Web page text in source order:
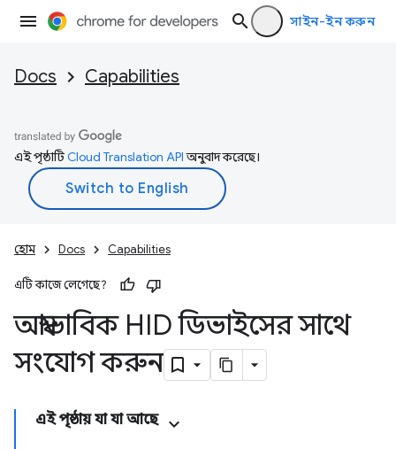
সাইন-ইন করুন
Docs Capabilities
এই পৃষ্ঠাটিCloud Translation APIঅনুবাদ করেছে।
হোম Docs Capabilities
এটি কাজে লেগেছে?
অস্বাভাবিক HID ডিভাইসের সাথে
সংযোগ করুন
এই পৃষ্ঠায় যা যা আছে